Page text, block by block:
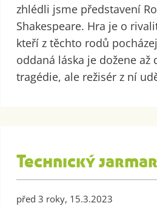
zhlédli jsme představení
Shakespeare. Hra je o
kteří z těchto rodů
oddaná láska je dožene
tragédie, ale režisér z ní
Technický
před 3 roky, 15.3.2023